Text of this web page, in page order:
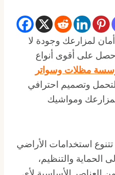
لمزارعك وجودة لا
على أقوى أنواع
مظلات وسواتر
وتصميم احترافي
ومواشيك
استخدامات الأراضي
الحماية والتنظيم،